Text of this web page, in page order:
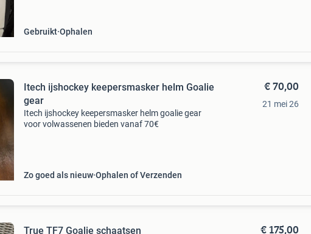
Gebruikt Ophalen
Itech ijshockey keepersmasker helm Goalie
gear
Itech ijshockey keepersmasker helm goalie gear
voor volwassenen bieden vanaf 70€
Zo goed als nieuw Ophalen of Verzenden
€ 70,00
21 mei 26
True TF7 Goalie schaatsen € 175,00